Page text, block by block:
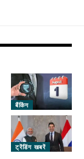
बैंकिंग
ट्रेंडिंग खबरें